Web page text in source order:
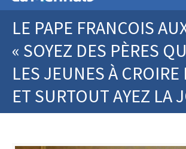
LE PAPE FRANCOIS
« SOYEZ DES PÈRES
LES JEUNES À CROIRE
ET SURTOUT AYEZ LA